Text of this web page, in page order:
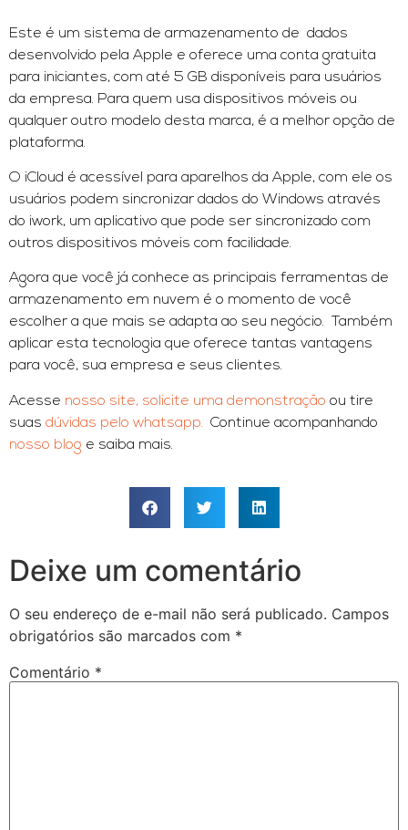
Este é um sistema de armazenamento de dados
desenvolvido pela Apple e oferece uma conta gratuita
para iniciantes, com até 5 GB disponíveis para usuários
da empresa. Para quem usa dispositivos móveis ou
qualquer outro modelo desta marca, é a melhor opção de
plataforma.
O iCloud é acessível para aparelhos da Apple, com ele os
usuários podem sincronizar dados do Windows através
do iwork, um aplicativo que pode ser sincronizado com
outros dispositivos móveis com facilidade.
Agora que você já conhece as principais ferramentas de
armazenamento em nuvem é o momento de você
escolher a que mais se adapta ao seu negócio. Também
aplicar esta tecnologia que oferece tantas vantagens
para você, sua empresa e seus clientes.
Acesse nosso site, solicite uma demonstração ou tire
suas dúvidas pelo whatsapp. Continue acompanhando
nosso blog e saiba mais.
Deixe um comentário
O seu endereço de e-mail não será publicado. Campos
obrigatórios são marcados com *
Comentário *